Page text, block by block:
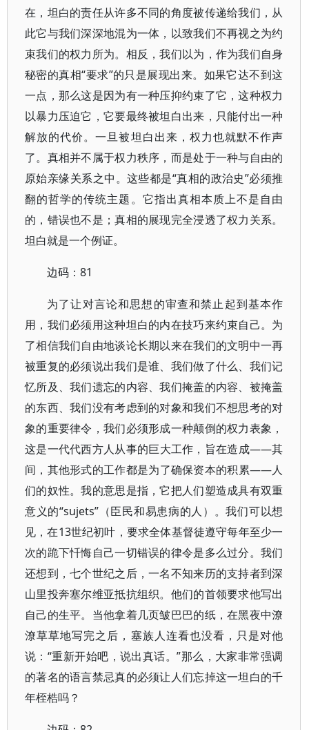
在，坦白的责任从许多不同的角度被传递给我们，从
此它与我们深深地混为一体，以致我们不再视之为约
束我们的权力所为。相反，我们以为，作为我们自身
秘密的真相“要求”的只是展现出来。如果它达不到这
一点，那么这是因为有一种压抑约束了它，这种权力
以暴力压迫它，它要最终被坦白出来，只能付出一种
解放的代价。一旦被坦白出来，权力也就默不作声
了。真相并不属于权力秩序，而是处于一种与自由的
原始亲缘关系之中。这些都是“真相的政治史”必须推
翻的哲学的传统主题。它指出真相本质上不是自由
的，错误也不是；真相的展现完全浸透了权力关系。
坦白就是一个例证。
边码：81
为了让对言论和思想的审查和禁止起到基本作
用，我们必须用这种坦白的内在技巧来约束自己。为
了相信我们自由地谈论长期以来在我们的文明中一再
被重复的必须说出我们是谁、我们做了什么、我们记
忆所及、我们遗忘的内容、我们掩盖的内容、被掩盖
的东西、我们没有考虑到的对象和我们不想思考的对
象的重要律令，我们必须形成一种颠倒的权力表象，
这是一代代西方人从事的巨大工作，旨在造成——其
间，其他形式的工作都是为了确保资本的积累——人
们的奴性。我的意思是指，它把人们塑造成具有双重
意义的“sujets”（臣民和易患病的人）。我们可以想
见，在13世纪初叶，要求全体基督徒遵守每年至少一
次的跪下忏悔自己一切错误的律令是多么过分。我们
还想到，七个世纪之后，一名不知来历的支持者到深
山里投奔塞尔维亚抵抗组织。他们的首领要求他写出
自己的生平。当他拿着几页皱巴巴的纸，在黑夜中潦
潦草草地写完之后，塞族人连看也没看，只是对他
说：“重新开始吧，说出真话。”那么，大家非常强调
的著名的语言禁忌真的必须让人们忘掉这一坦白的千
年桎梏吗？